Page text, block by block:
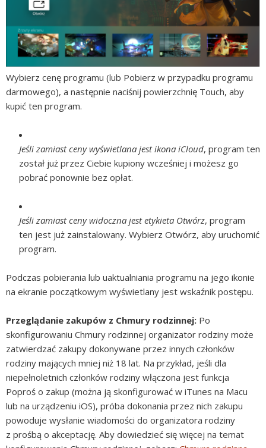
Wybierz cenę programu (lub Pobierz w przypadku programu
darmowego), a następnie naciśnij powierzchnię Touch, aby
kupić ten program.
Jeśli zamiast ceny wyświetlana jest ikona iCloud, program ten
został już przez Ciebie kupiony wcześniej i możesz go
pobrać ponownie bez opłat.
Jeśli zamiast ceny widoczna jest etykieta Otwórz, program
ten jest już zainstalowany. Wybierz Otwórz, aby uruchomić
program.
Podczas pobierania lub uaktualniania programu na jego ikonie
na ekranie początkowym wyświetlany jest wskaźnik postępu.
Przeglądanie zakupów z Chmury rodzinnej: Po
skonfigurowaniu Chmury rodzinnej organizator rodziny może
zatwierdzać zakupy dokonywane przez innych członków
rodziny mających mniej niż 18 lat. Na przykład, jeśli dla
niepełnoletnich członków rodziny włączona jest funkcja
Poproś o zakup (można ją skonfigurować w iTunes na Macu
lub na urządzeniu iOS), próba dokonania przez nich zakupu
powoduje wysłanie wiadomości do organizatora rodziny
z prośbą o akceptację. Aby dowiedzieć się więcej na temat